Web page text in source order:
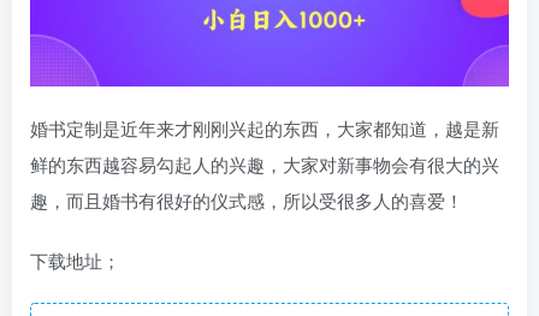
婚书定制是近年来才刚刚兴起的东西，大家都知道，越是新
鲜的东西越容易勾起人的兴趣，大家对新事物会有很大的兴
趣，而且婚书有很好的仪式感，所以受很多人的喜爱！
下载地址；